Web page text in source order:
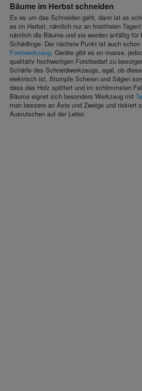
Bäume im Herbst schneiden
Es es um das Schneiden geht, dann ist es
es im Herbst, nämlich nur an frostfreien
nämlich die Bäume und sie werden anfällig für
Schädlinge. Der nächste Punkt ist auch
Forstwerkzeug. Geräte gibt es en masse,
qualitativ hochwertigen Forstbedarf zu
Schärfe des Schneidwerkzeugs, egal, ob
elektrisch ist. Stumpfe Scheren und Sägen
dass das Holz splittert und im schlimmsten
Bäume eignet sich besonders Werkzeug mit
man bessere an Äste und Zweige und riskiert
Ausrutschen auf der Leiter.